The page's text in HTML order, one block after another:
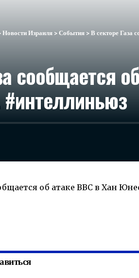
Новости Израиля >События >В секторе Газа
сообщается
#интеллиньюз
об атаке ВВС в Хан